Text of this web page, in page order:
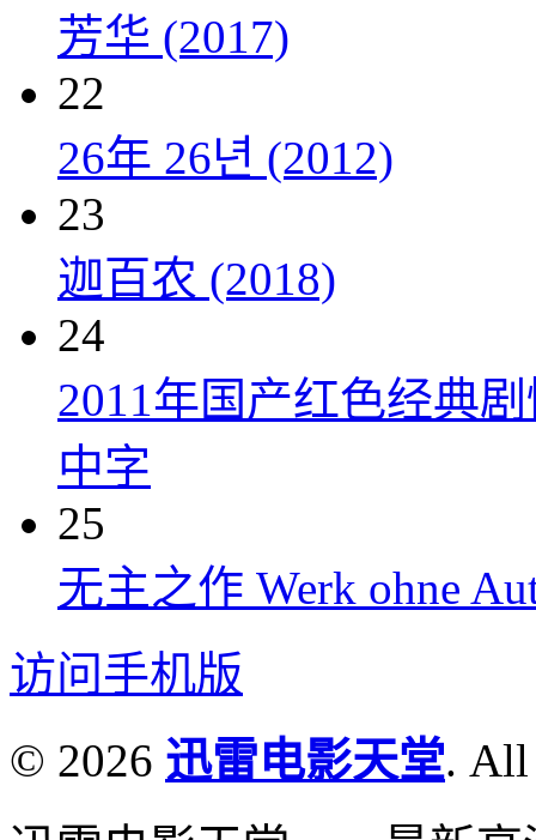
芳华 (2017)
22
26年 26년 (2012)
23
迦百农 (2018)
24
2011年国产红色经典
中字
25
无主之作 Werk ohne
访问手机版
© 2026 迅雷电影天堂. All